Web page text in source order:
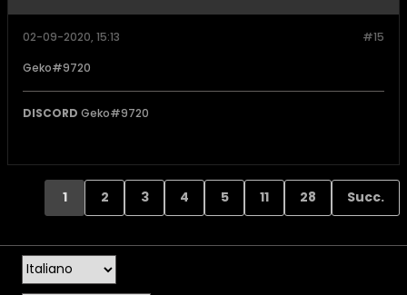
#15
02-09-2020, 15:13
Geko#9720
DISCORD Geko#9720
1 2 3 4 5 11 28 Succ.